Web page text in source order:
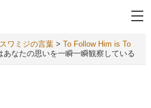
ワミジの言葉> To Follow Him is To
あなたの思いを一瞬一瞬観察している